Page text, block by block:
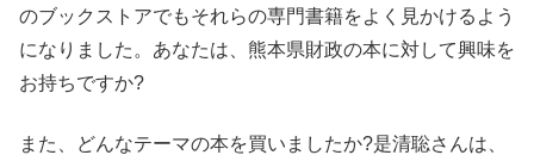
のブックストアでもそれらの専門書籍をよく見かけるよう
になりました。あなたは、熊本県財政の本に対して興味を
お持ちですか?
また、どんなテーマの本を買いましたか?是清聡さんは、